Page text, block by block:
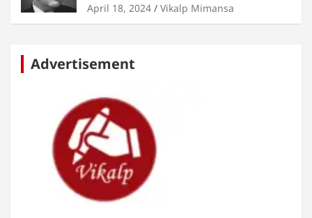
April 18, 2024 Vikalp Mimansa
Advertisement